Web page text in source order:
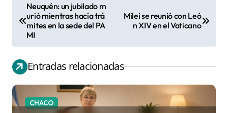
v
e
g
a
c
Neuquén: un jubilado m
urió mientras hacía trá
mites en la sede del PA
MI
Milei se reunió con Leó
n XIV en el Vaticano
Entradas relacionadas
CHACO